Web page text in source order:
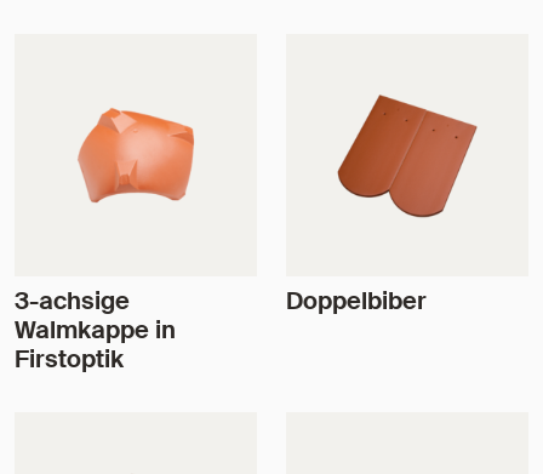
3-achsige
Walmkappe in
Firstoptik
Doppelbiber